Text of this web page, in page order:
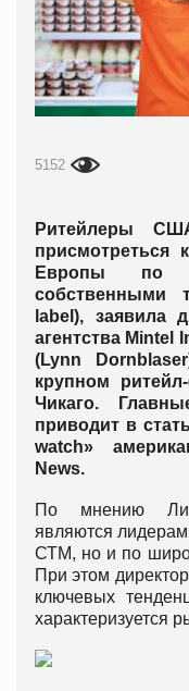
5152
Ритейлеры
присмотреться
Европы по
собственными
label), заявила
агентства Mintel
(Lynn
крупном
Чикаго.
приводит в
watch»
News.
По мнению
являются
СТМ, но и по
При этом
ключевых
характеризуется